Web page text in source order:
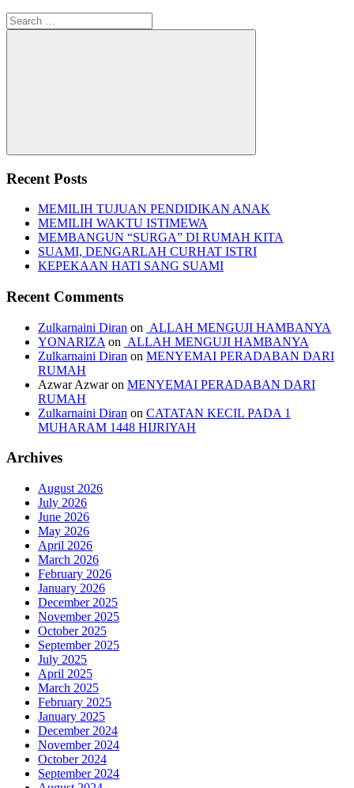
Search
for:
Search
Recent Posts
MEMILIH TUJUAN PENDIDIKAN ANAK
MEMILIH WAKTU ISTIMEWA
MEMBANGUN “SURGA” DI RUMAH KITA
SUAMI, DENGARLAH CURHAT ISTRI
KEPEKAAN HATI SANG SUAMI
Recent Comments
Zulkarnaini Diran on ALLAH MENGUJI HAMBANYA
YONARIZA on ALLAH MENGUJI HAMBANYA
Zulkarnaini Diran on MENYEMAI PERADABAN DARI
RUMAH
Azwar Azwaron MENYEMAI PERADABAN DARI
RUMAH
Zulkarnaini Diran on CATATAN KECIL PADA 1
MUHARAM 1448 HIJRIYAH
Archives
August 2026
July 2026
June 2026
May 2026
April 2026
March 2026
February 2026
January 2026
December 2025
November 2025
October 2025
September 2025
July 2025
April 2025
March 2025
February 2025
January 2025
December 2024
November 2024
October 2024
September 2024